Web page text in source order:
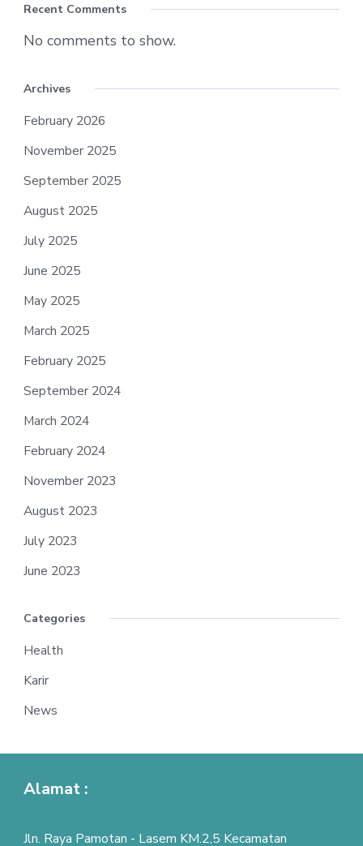
Recent Comments
No comments to show.
Archives
February 2026
November 2025
September 2025
August 2025
July 2025
June 2025
May 2025
March 2025
February 2025
September 2024
March 2024
February 2024
November 2023
August 2023
July 2023
June 2023
Categories
Health
Karir
News
Alamat :
Jln. Raya Pamotan - Lasem KM.2,5 Kecamatan